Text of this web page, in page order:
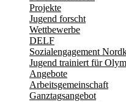
Projekte
Jugend forscht
Wettbewerbe
DELF
Sozialengagement
Jugend trainiert für
Angebote
Arbeitsgemeinschaft
Ganztagsangebot